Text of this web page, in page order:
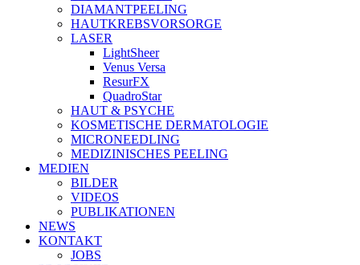
DIAMANTPEELING
HAUTKREBSVORSORGE
LASER
LightSheer
Venus Versa
ResurFX
QuadroStar
HAUT & PSYCHE
KOSMETISCHE DERMATOLOGIE
MICRONEEDLING
MEDIZINISCHES PEELING
MEDIEN
BILDER
VIDEOS
PUBLIKATIONEN
NEWS
KONTAKT
JOBS